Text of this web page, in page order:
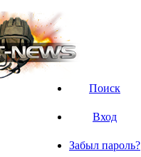
Поиск
Вход
Забыл пароль?